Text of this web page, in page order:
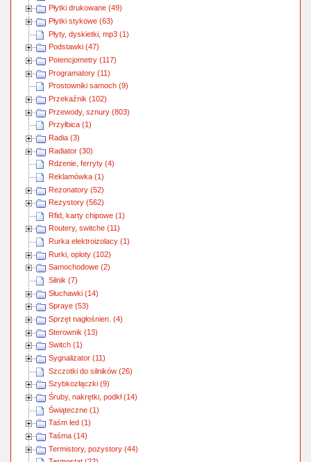
Płytki drukowane (49)
Płytki stykowe (63)
Płyty, dyskietki, mp3 (1)
Podstawki (47)
Potencjometry (117)
Programatory (11)
Prostowniki samoch (9)
Przekaźnik (102)
Przewody, sznury (803)
Przyłbica (1)
Radia (3)
Radiator (30)
Rdzenie, ferryty (4)
Reklamówka (1)
Rezonatory (52)
Rezystory (562)
Rfid, karty chipowe (1)
Routery, switche (11)
Rurka elektroizolacy (1)
Rurki, oploty (102)
Samochodowe (2)
Silnik (7)
Słuchawki (14)
Spraye (53)
Sprzęt nagłośnien. (4)
Sterownik (13)
Switch (1)
Sygnalizator (11)
Szczotki do silników (26)
Szybkozłączki (9)
Śruby, nakrętki, podkł (14)
Świąteczne (1)
Taśm led (1)
Taśma (14)
Termistory, pozystory (44)